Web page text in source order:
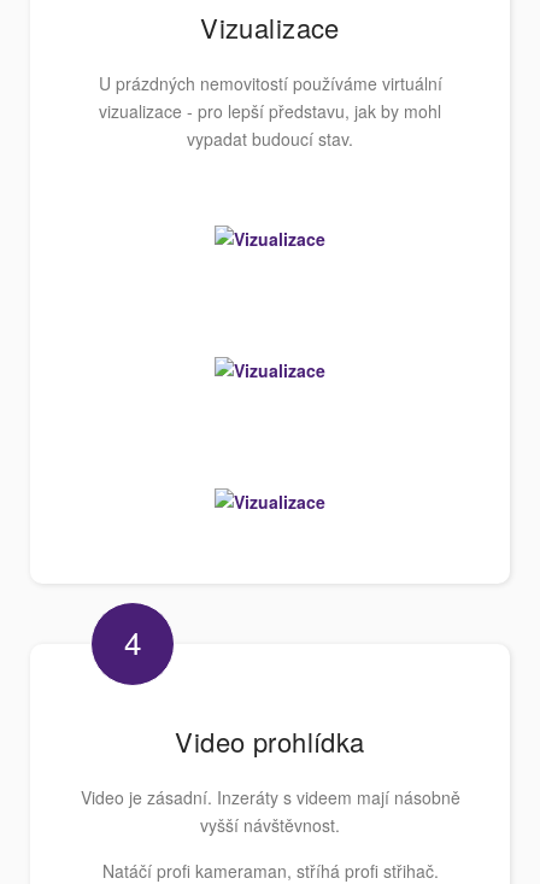
Vizualizace
U prázdných nemovitostí používáme virtuální
vizualizace - pro lepší představu, jak by mohl
vypadat budoucí stav.
4
Video prohlídka
Video je zásadní. Inzeráty s videem mají násobně
vyšší návštěvnost.
Natáčí profi kameraman, stříhá profi střihač.